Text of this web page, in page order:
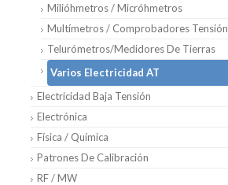
Milióhmetros / Micróhmetros
Multímetros / Comprobadores Tensión
Telurómetros/medidores De Tierras
Varios Electricidad AT
Electricidad Baja Tensión
Electrónica
Física / Química
Patrones De Calibración
RF / MW